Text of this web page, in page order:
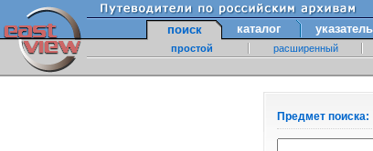
поиск каталог указатель
простой расширенный
Предмет поиска: